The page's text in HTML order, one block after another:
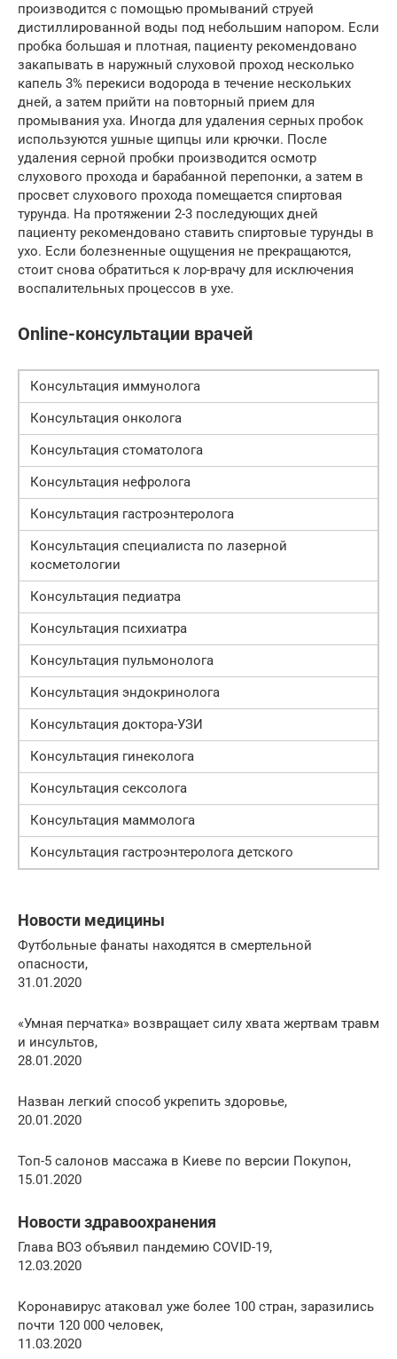
производится с помощью промываний струей
дистиллированной воды под небольшим напором. Если
пробка большая и плотная, пациенту рекомендовано
закапывать в наружный слуховой проход несколько
капель 3% перекиси водорода в течение нескольких
дней, а затем прийти на повторный прием для
промывания уха. Иногда для удаления серных пробок
используются ушные щипцы или крючки. После
удаления серной пробки производится осмотр
слухового прохода и барабанной перепонки, а затем в
просвет слухового прохода помещается спиртовая
турунда. На протяжении 2-3 последующих дней
пациенту рекомендовано ставить спиртовые турунды в
ухо. Если болезненные ощущения не прекращаются,
стоит снова обратиться к лор-врачу для исключения
воспалительных процессов в ухе.
Online-консультации врачей
Консультация иммунолога
Консультация онколога
Консультация стоматолога
Консультация нефролога
Консультация гастроэнтеролога
Консультация специалиста по лазерной
косметологии
Консультация педиатра
Консультация психиатра
Консультация пульмонолога
Консультация эндокринолога
Консультация доктора-УЗИ
Консультация гинеколога
Консультация сексолога
Консультация маммолога
Консультация гастроэнтеролога детского
Новости медицины
Футбольные фанаты находятся в смертельной
опасности,
31.01.2020
«Умная перчатка» возвращает силу хвата жертвам травм
и инсультов,
28.01.2020
Назван легкий способ укрепить здоровье,
20.01.2020
Топ-5 салонов массажа в Киеве по версии Покупон,
15.01.2020
Новости здравоохранения
Глава ВОЗ объявил пандемию COVID-19,
12.03.2020
Коронавирус атаковал уже более 100 стран, заразились
почти 120 000 человек,
11.03.2020